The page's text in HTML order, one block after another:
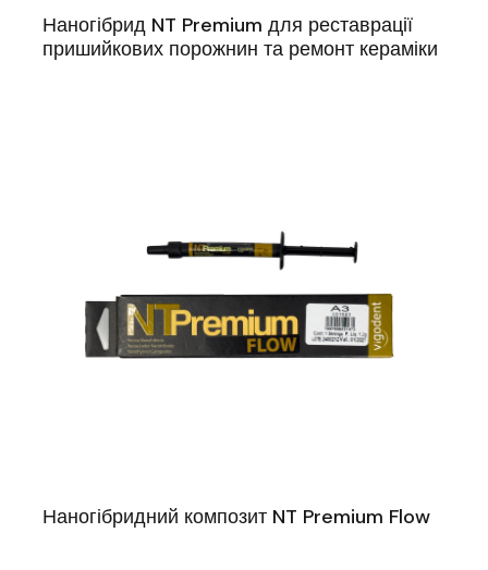
Наногібрид NT Premium для реставрації
пришийкових порожнин та ремонт кераміки
Наногібридний композит NT Premium Flow